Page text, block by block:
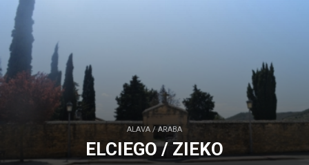
ALAVA / ARABA
ELCIEGO / ZIEKO